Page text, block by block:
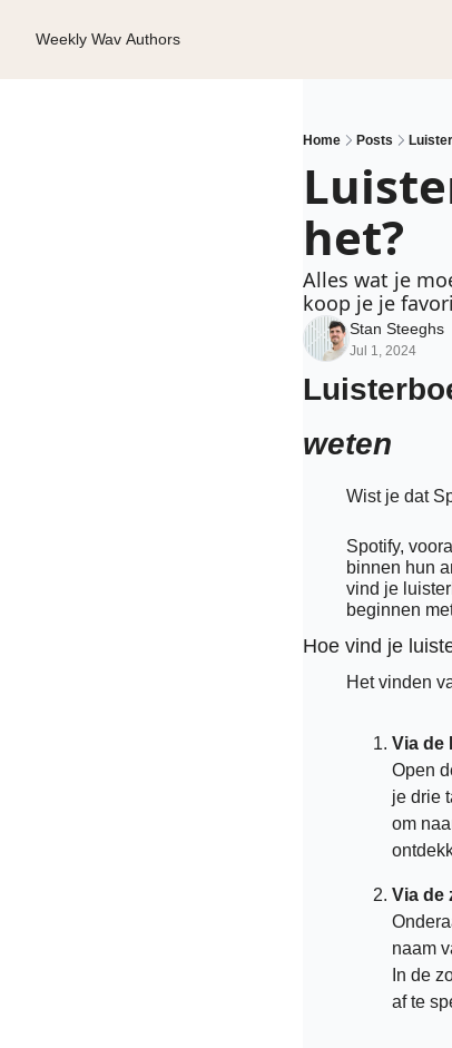
Weekly Wav Authors
Home Posts
het?
Alles wat je
koop je je
Stan Steeghs
Jul 1, 2024
weten
Wist je dat
Spotify,
binnen hun
vind je
beginnen
Hoe vind je
Het vinden
Via de
Open
je drie
om
Via de
naam
In de
af te